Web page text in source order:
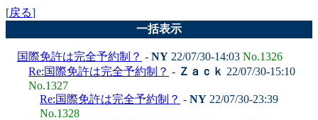
[戻る]
一括表示
国際免許は完全予約制？ - NY 22/07/30-14:03 No.1326
Re:国際免許は完全予約制？ - Ｚａｃｋ 22/07/30-15:10
No.1327
Re:国際免許は完全予約制？ - NY 22/07/30-23:39
No.1328